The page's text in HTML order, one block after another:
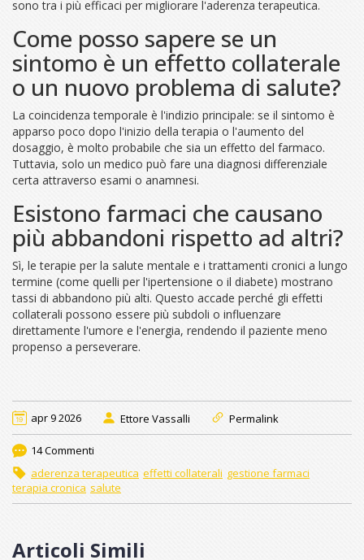
sono tra i più efficaci per migliorare l'aderenza terapeutica.
Come posso sapere se un
sintomo è un effetto collaterale
o un nuovo problema di salute?
La coincidenza temporale è l'indizio principale: se il sintomo è
apparso poco dopo l'inizio della terapia o l'aumento del
dosaggio, è molto probabile che sia un effetto del farmaco.
Tuttavia, solo un medico può fare una diagnosi differenziale
certa attraverso esami o anamnesi.
Esistono farmaci che causano
più abbandoni rispetto ad altri?
Sì, le terapie per la salute mentale e i trattamenti cronici a lungo
termine (come quelli per l'ipertensione o il diabete) mostrano
tassi di abbandono più alti. Questo accade perché gli effetti
collaterali possono essere più subdoli o influenzare
direttamente l'umore e l'energia, rendendo il paziente meno
propenso a perseverare.
apr 9 2026 Ettore Vassalli Permalink
14 Commenti
aderenza terapeutica effetti collaterali gestione farmaci
terapia cronica salute
Articoli Simili